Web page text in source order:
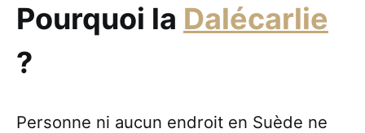
Pourquoi la Dalécarlie
?
Personne ni aucun endroit en Suède ne